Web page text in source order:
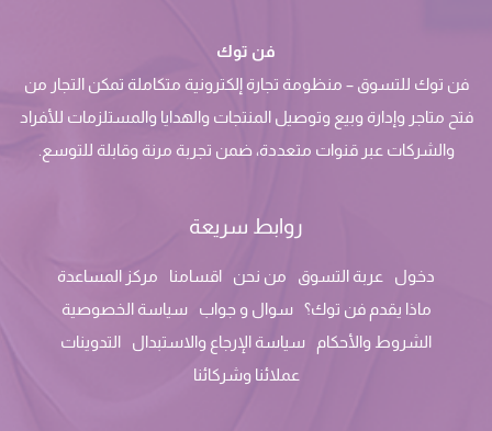
فن توك
فن توك للتسوق – منظومة تجارة إلكترونية متكاملة تمكن التجار من
فتح متاجر وإدارة وبيع وتوصيل المنتجات والهدايا والمستلزمات للأفراد
والشركات عبر قنوات متعددة، ضمن تجربة مرنة وقابلة للتوسع.
روابط سريعة
دخول عربة التسوق من نحن اقسامنا
مركز المساعدة
ماذا يقدم فن توك؟
سوال و جواب
سياسة الخصوصية
الشروط والأحكام
سياسة الإرجاع والاستبدال
التدوينات
عملائنا وشركائنا